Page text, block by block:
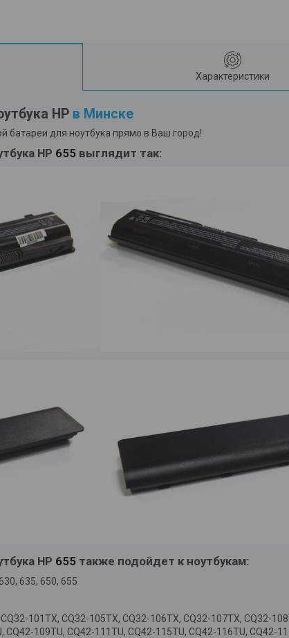
Характеристики
HP в Минске
батареи для ноутбука прямо в Ваш город!
HP 655 выглядит так:
HP 655 также подойдет к ноутбукам:
635, 650, 655
101TX, CQ32-105TX, CQ32-106TX, CQ32-107TX, CQ32-
CQ42-109TU, CQ42-111TU, CQ42-115TU, CQ42-116TU,